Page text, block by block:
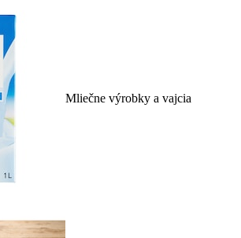
Mliečne výrobky a vajcia